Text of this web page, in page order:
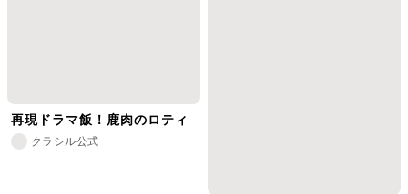
再現ドラマ飯！鹿肉のロティ
クラシル公式